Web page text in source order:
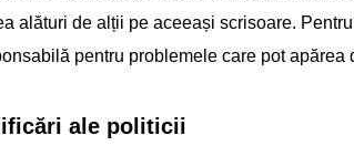
alături de alții pe aceeași scrisoare.
pentru problemele care pot apărea
ale politicii